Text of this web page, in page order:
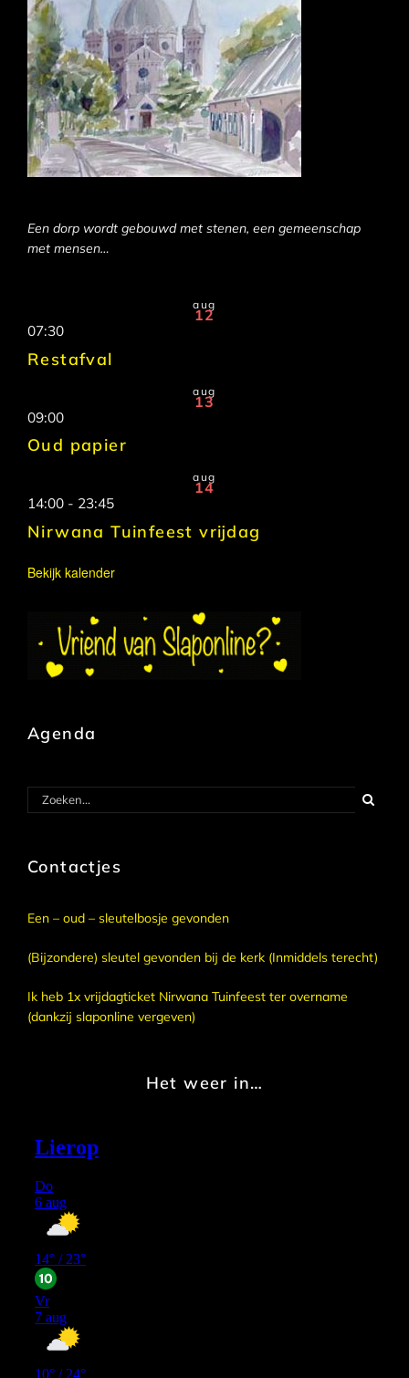
Een dorp wordt gebouwd met stenen, een gemeenschap
met mensen…
aug
12
07:30
Restafval
aug
13
09:00
Oud papier
aug
14
14:00 - 23:45
Nirwana Tuinfeest vrijdag
Bekijk kalender
Agenda
Zoeken
naar:
Contactjes
Een – oud – sleutelbosje gevonden
(Bijzondere) sleutel gevonden bij de kerk (Inmiddels terecht)
Ik heb 1x vrijdagticket Nirwana Tuinfeest ter overname
(dankzij slaponline vergeven)
Het weer in…